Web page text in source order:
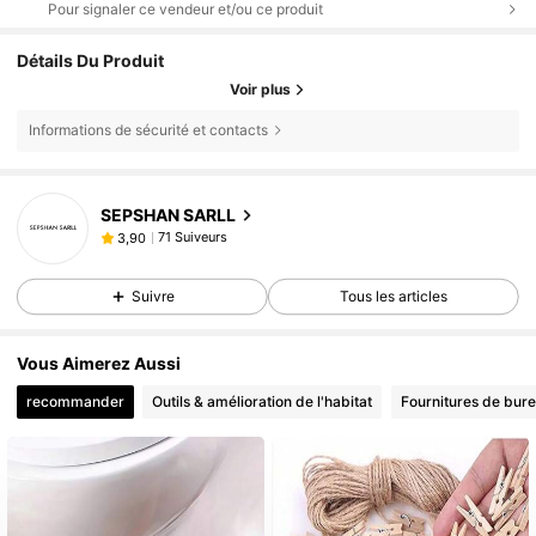
Pour signaler ce vendeur et/ou ce produit
Détails Du Produit
Voir plus
Informations de sécurité et contacts
SEPSHAN SARLL
3,90 71 Suiveurs
Suivre Tous les articles
Vous Aimerez Aussi
recommander Outils & amélioration de l'habitat Fournitures de